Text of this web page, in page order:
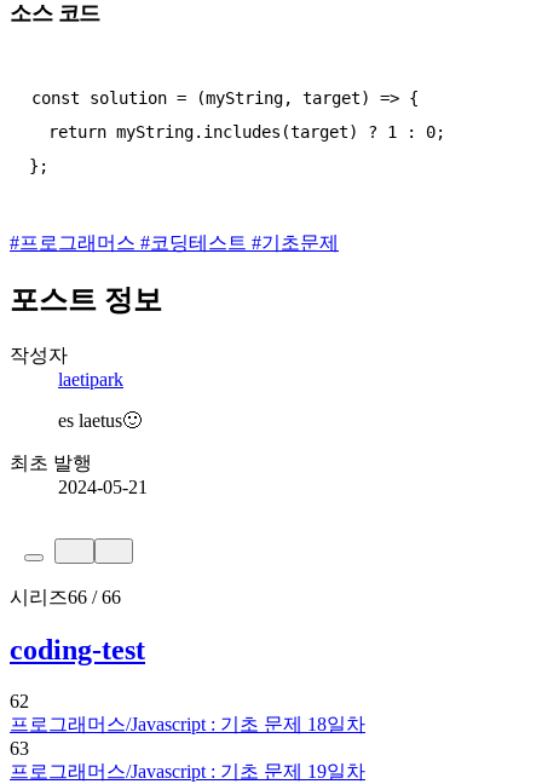
소스 코드
const solution = (myString, target) => {
#프로그래머스 #코딩테스트 #기초문제
포스트 정보
작성자
laetipark
es laetus🙂
최초 발행
2024-05-21
시리즈66 / 66
coding-test
62
프로그래머스/Javascript : 기초 문제 18일차
63
프로그래머스/Javascript : 기초 문제 19일차